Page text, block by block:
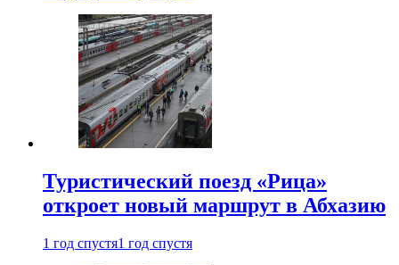
Туристический поезд «Рица»
откроет новый маршрут в Абхазию
1 год спустя1 год спустя